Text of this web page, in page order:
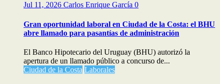
Jul 11, 2026 Carlos Enrique García 0
Gran oportunidad laboral en Ciudad de la Costa: el BHU
abre llamado para pasantías de administración
El Banco Hipotecario del Uruguay (BHU) autorizó la
apertura de un llamado público a concurso de...
Ciudad de la Costa Laborales